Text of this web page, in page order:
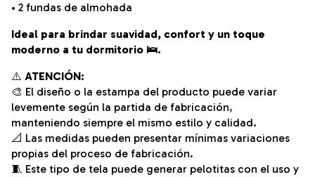
• 2 fundas de almohada
Ideal para brindar suavidad, confort y un toque
moderno a tu dormitorio 🛌.
⚠️ ATENCIÓN:
🎨 El diseño o la estampa del producto puede variar
levemente según la partida de fabricación,
manteniendo siempre el mismo estilo y calidad.
📐 Las medidas pueden presentar mínimas variaciones
propias del proceso de fabricación.
🧵 Este tipo de tela puede generar pelotitas con el uso y